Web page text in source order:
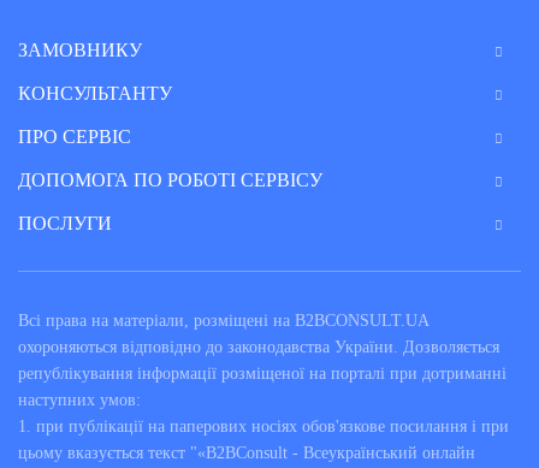
ЗАМОВНИКУ
КОНСУЛЬТАНТУ
ПРО СЕРВІС
ДОПОМОГА ПО РОБОТІ СЕРВІСУ
ПОСЛУГИ
Всі права на матеріали, розміщені на B2BCONSULT.UA
охороняються відповідно до законодавства України. Дозволяється
републікування інформації розміщеної на порталі при дотриманні
наступних умов:
1. при публікації на паперових носіях обов'язкове посилання і при
цьому вказується текст "«B2BConsult - Всеукраїнський онлайн